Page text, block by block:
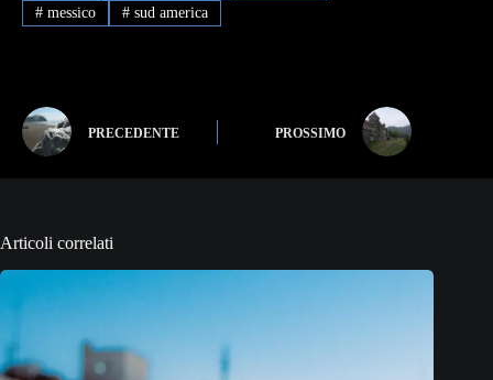
#messico #sud america
PRECEDENTE PROSSIMO
Articoli correlati